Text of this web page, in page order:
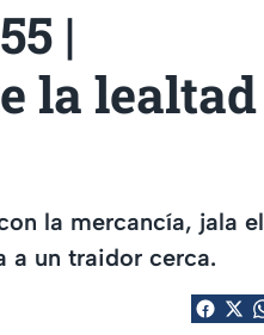
|
la lealtad
la mercancía, jala el
a un traidor cerca.